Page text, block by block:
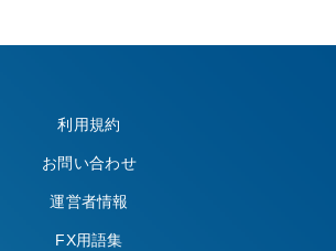
利用規約
お問い合わせ
運営者情報
FX用語集